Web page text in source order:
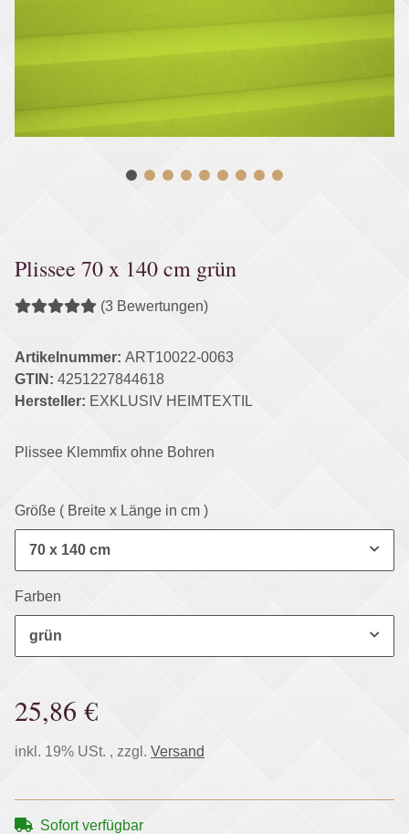
Plissee 70 x 140 cm grün
(3 Bewertungen)
Artikelnummer: ART10022-0063
GTIN: 4251227844618
Hersteller: EXKLUSIV HEIMTEXTIL
Plissee Klemmfix ohne Bohren
Größe ( Breite x Länge in cm )
70 x 140 cm
Farben
grün
25,86 €
inkl. 19% USt. , zzgl. Versand
Sofort verfügbar